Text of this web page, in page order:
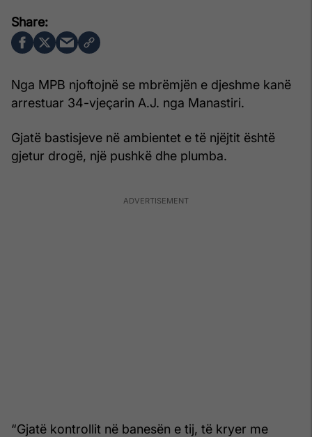
Nga MPB njoftojnë se mbrëmjën e djeshme kanë
arrestuar 34-vjeçarin A.J. nga Manastiri.
Gjatë bastisjeve në ambientet e të njëjtit është
gjetur drogë, një pushkë dhe plumba.
“Gjatë kontrollit në banesën e tij, të kryer me